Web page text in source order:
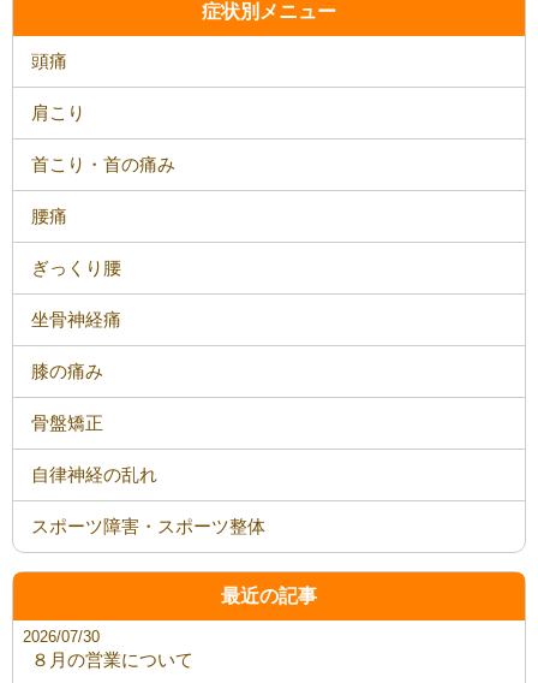
症状別メニュー
頭痛
肩こり
首こり・首の痛み
腰痛
ぎっくり腰
坐骨神経痛
膝の痛み
骨盤矯正
自律神経の乱れ
スポーツ障害・スポーツ整体
最近の記事
８月の営業について
2026/07/30